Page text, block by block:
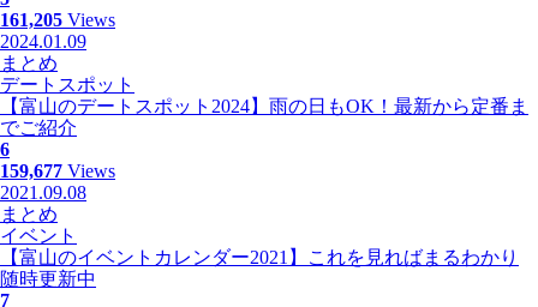
161,205 Views
2024.01.09
まとめ
デートスポット
【富山のデートスポット2024】雨の日もOK！最新から定番ま
でご紹介
6
159,677 Views
2021.09.08
まとめ
イベント
【富山のイベントカレンダー2021】これを見ればまるわかり
随時更新中
7